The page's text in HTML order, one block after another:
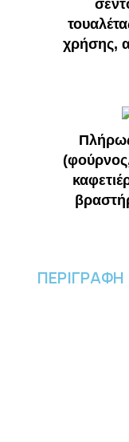
χρήσης,
ΠΕΡΙΓΡΑΦΗ